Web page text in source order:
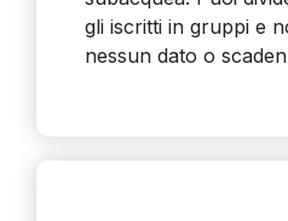
gli iscritti in gruppi e
nessun dato o